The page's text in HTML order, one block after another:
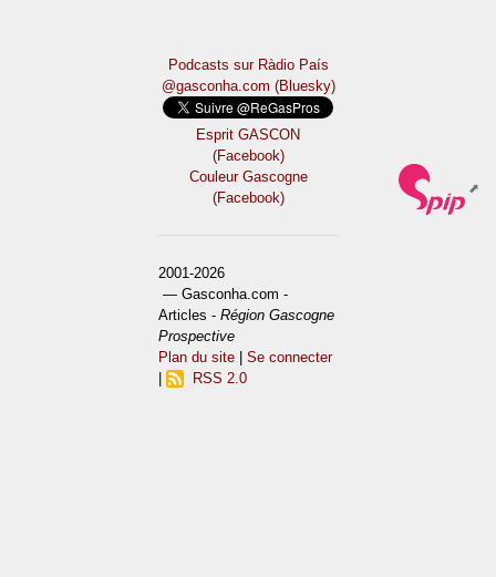
Podcasts sur Ràdio País
@gasconha.com (Bluesky)
Esprit GASCON
(Facebook)
Couleur Gascogne
(Facebook)
2001-2026
— Gasconha.com -
Articles -Région Gascogne
Prospective
Plan du site |Se connecter
RSS 2.0